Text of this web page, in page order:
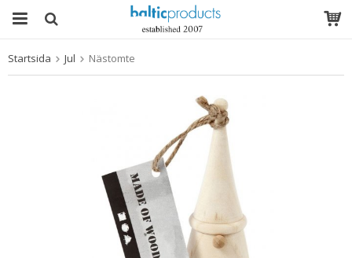
Startsida Jul Nästomte